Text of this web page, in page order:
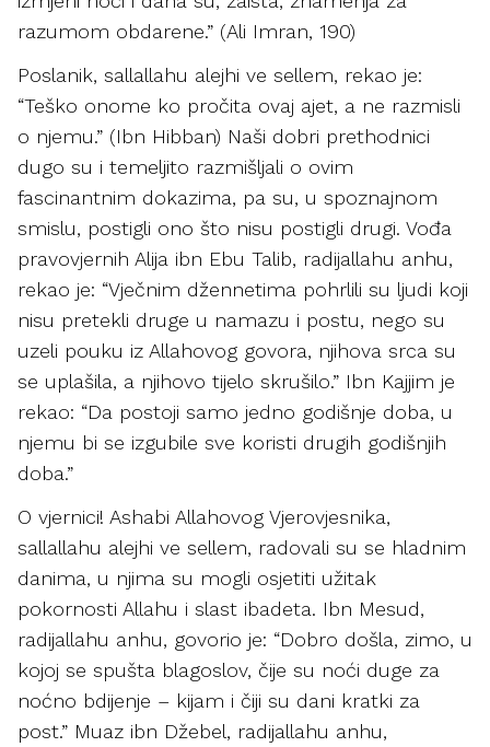
razumom obdarene.” (Ali Imran, 190)
Poslanik, sallallahu alejhi ve sellem, rekao je:
“Teško onome ko pročita ovaj ajet, a ne razmisli
o njemu.” (Ibn Hibban) Naši dobri prethodnici
dugo su i temeljito razmišljali o ovim
fascinantnim dokazima, pa su, u spoznajnom
smislu, postigli ono što nisu postigli drugi. Vođa
pravovjernih Alija ibn Ebu Talib, radijallahu anhu,
rekao je: “Vječnim džennetima pohrlili su ljudi koji
nisu pretekli druge u namazu i postu, nego su
uzeli pouku iz Allahovog govora, njihova srca su
se uplašila, a njihovo tijelo skrušilo.” Ibn Kajjim je
rekao: “Da postoji samo jedno godišnje doba, u
njemu bi se izgubile sve koristi drugih godišnjih
doba.”
O vjernici! Ashabi Allahovog Vjerovjesnika,
sallallahu alejhi ve sellem, radovali su se hladnim
danima, u njima su mogli osjetiti užitak
pokornosti Allahu i slast ibadeta. Ibn Mesud,
radijallahu anhu, govorio je: “Dobro došla, zimo, u
kojoj se spušta blagoslov, čije su noći duge za
noćno bdijenje – kijam i čiji su dani kratki za
post.” Muaz ibn Džebel, radijallahu anhu,